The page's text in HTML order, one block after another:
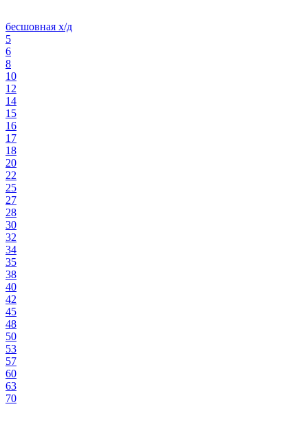
бесшовная х/д
5
6
8
10
12
14
15
16
17
18
20
22
25
27
28
30
32
34
35
38
40
42
45
48
50
53
57
60
63
70